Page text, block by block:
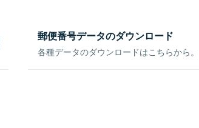
郵便番号データのダウンロード
各種データのダウンロードはこちらから